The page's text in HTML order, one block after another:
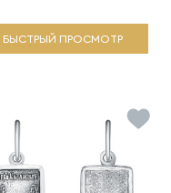
БЫСТРЫЙ ПРОСМОТР